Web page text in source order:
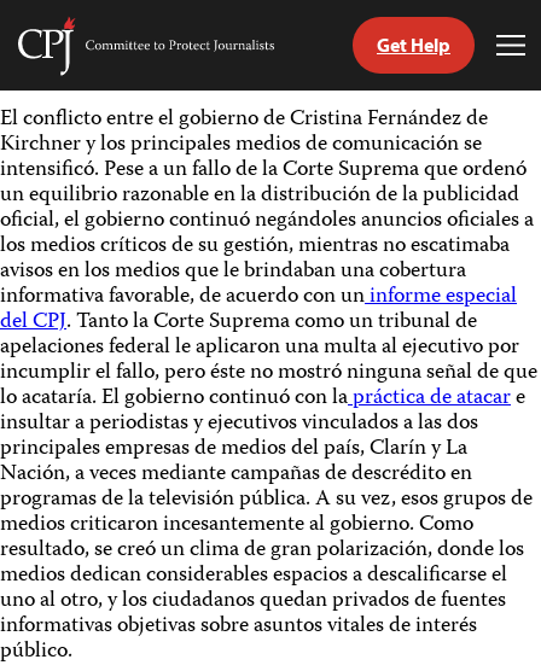
Skip
to
content
Committee
Protect
Journalists
Get Help
El conflicto entre el gobierno de Cristina Fernández de
Kirchner y los principales medios de comunicación se
intensificó. Pese a un fallo de la Corte Suprema que ordenó
un equilibrio razonable en la distribución de la publicidad
oficial, el gobierno continuó negándoles anuncios oficiales a
los medios críticos de su gestión, mientras no escatimaba
avisos en los medios que le brindaban una cobertura
informativa favorable, de acuerdo con uninforme especial
del CPJ. Tanto la Corte Suprema como un tribunal de
apelaciones federal le aplicaron una multa al ejecutivo por
incumplir el fallo, pero éste no mostró ninguna señal de que
lo acataría. El gobierno continuó con lapráctica de atacare
insultar a periodistas y ejecutivos vinculados a las dos
principales empresas de medios del país, Clarín y La
Nación, a veces mediante campañas de descrédito en
programas de la televisión pública. A su vez, esos grupos de
medios criticaron incesantemente al gobierno. Como
resultado, se creó un clima de gran polarización, donde los
medios dedican considerables espacios a descalificarse el
uno al otro, y los ciudadanos quedan privados de fuentes
informativas objetivas sobre asuntos vitales de interés
público.